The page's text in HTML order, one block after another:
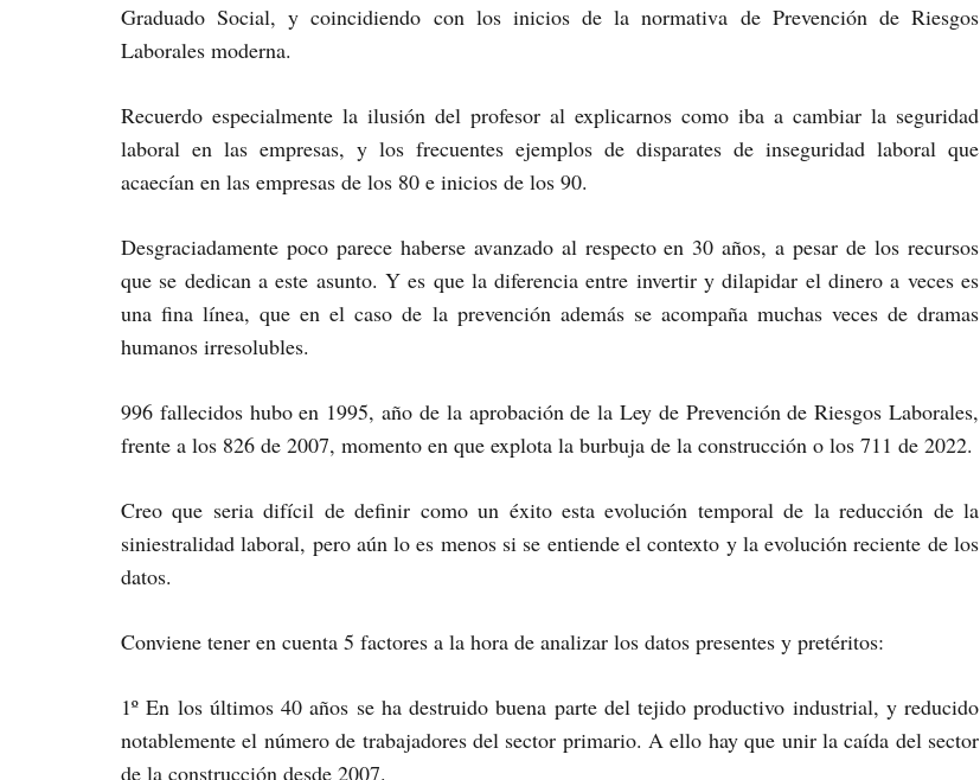
Graduado Social, y coincidiendo con los inicios de la normativa de Prevención de Riesgos
Laborales moderna.
Recuerdo especialmente la ilusión del profesor al explicarnos como iba a cambiar la seguridad
laboral en las empresas, y los frecuentes ejemplos de disparates de inseguridad laboral que
acaecían en las empresas de los 80 e inicios de los 90.
Desgraciadamente poco parece haberse avanzado al respecto en 30 años, a pesar de los recursos
que se dedican a este asunto. Y es que la diferencia entre invertir y dilapidar el dinero a veces es
una fina línea, que en el caso de la prevención además se acompaña muchas veces de dramas
humanos irresolubles.
996 fallecidos hubo en 1995, año de la aprobación de la Ley de Prevención de Riesgos Laborales,
frente a los 826 de 2007, momento en que explota la burbuja de la construcción o los 711 de 2022.
Creo que seria difícil de definir como un éxito esta evolución temporal de la reducción de la
siniestralidad laboral, pero aún lo es menos si se entiende el contexto y la evolución reciente de los
datos.
Conviene tener en cuenta 5 factores a la hora de analizar los datos presentes y pretéritos:
1º En los últimos 40 años se ha destruido buena parte del tejido productivo industrial, y reducido
notablemente el número de trabajadores del sector primario. A ello hay que unir la caída del sector
de la construcción desde 2007.